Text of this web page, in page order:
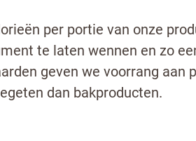
per portie van onze
te laten wennen en zo
geven we voorrang aan
dan bakproducten.